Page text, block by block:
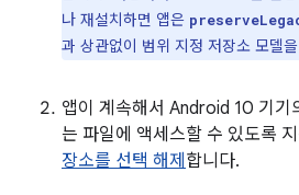
나 재설치하면 앱은
과 상관없이 범위 지정 저장소 모델
앱이 계속해서 Android 10 기기
는 파일에 액세스할 수 있도록
장소를 선택 해제 합니다.